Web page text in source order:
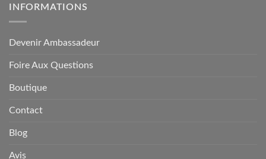
INFORMATIONS
Devenir Ambassadeur
Foire Aux Questions
Boutique
Contact
Blog
Avis